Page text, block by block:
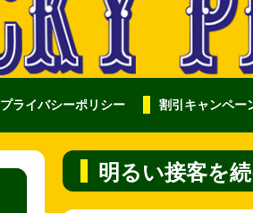
プライバシーポリシー 割引キャンペー
明るい接客を